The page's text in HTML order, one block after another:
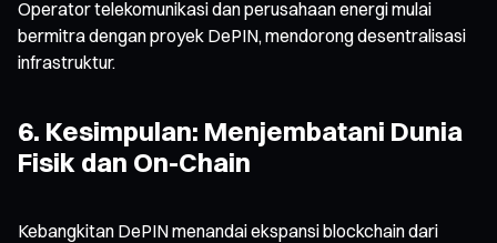
Operator telekomunikasi dan perusahaan energi mulai
bermitra dengan proyek DePIN, mendorong desentralisasi
infrastruktur.
6. Kesimpulan: Menjembatani Dunia
Fisik dan On-Chain
Kebangkitan DePIN menandai ekspansi blockchain dari